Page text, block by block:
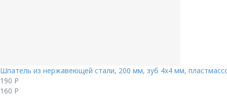
Шпатель из нержавеющей стали, 200 мм, зуб 4х4 мм,
190 Р
160 Р